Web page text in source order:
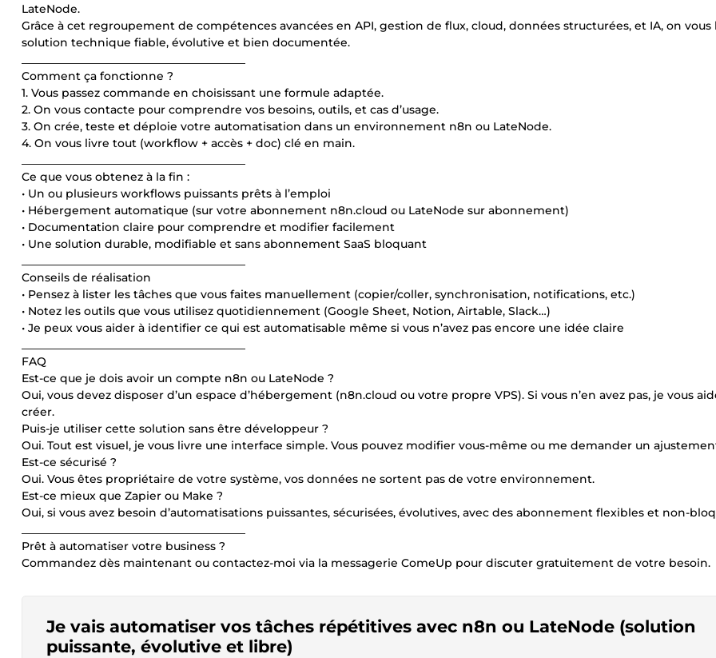
LateNode.
Grâce à cet regroupement de compétences avancées en API, gestion de flux, cloud, données structurées, et IA, on vous
solution technique fiable, évolutive et bien documentée.
Comment ça fonctionne ?
1. Vous passez commande en choisissant une formule adaptée.
2. On vous contacte pour comprendre vos besoins, outils, et cas d’usage.
3. On crée, teste et déploie votre automatisation dans un environnement n8n ou LateNode.
4. On vous livre tout (workflow + accès + doc) clé en main.
Ce que vous obtenez à la fin :
• Un ou plusieurs workflows puissants prêts à l’emploi
• Hébergement automatique (sur votre abonnement n8n.cloud ou LateNode sur abonnement)
• Documentation claire pour comprendre et modifier facilement
• Une solution durable, modifiable et sans abonnement SaaS bloquant
Conseils de réalisation
• Pensez à lister les tâches que vous faites manuellement (copier/coller, synchronisation, notifications, etc.)
• Notez les outils que vous utilisez quotidiennement (Google Sheet, Notion, Airtable, Slack…)
• Je peux vous aider à identifier ce qui est automatisable même si vous n’avez pas encore une idée claire
FAQ
Est-ce que je dois avoir un compte n8n ou LateNode ?
Oui, vous devez disposer d’un espace d’hébergement (n8n.cloud ou votre propre VPS). Si vous n’en avez pas, je vous
créer.
Puis-je utiliser cette solution sans être développeur ?
Oui. Tout est visuel, je vous livre une interface simple. Vous pouvez modifier vous-même ou me demander un
Est-ce sécurisé ?
Oui. Vous êtes propriétaire de votre système, vos données ne sortent pas de votre environnement.
Est-ce mieux que Zapier ou Make ?
Oui, si vous avez besoin d’automatisations puissantes, sécurisées, évolutives, avec des abonnement flexibles et non-
Prêt à automatiser votre business ?
Commandez dès maintenant ou contactez-moi via la messagerie ComeUp pour discuter gratuitement de votre besoin.
Je vais automatiser vos tâches répétitives avec n8n ou LateNode (solution
puissante, évolutive et libre)